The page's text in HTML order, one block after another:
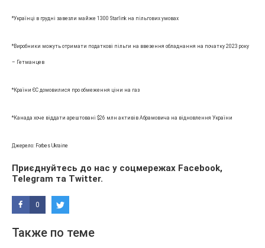
*Українці в грудні завезли майже 1300 Starlink на пільгових умовах
*Виробники можуть отримати податкові пільги на ввезення обладнання на початку 2023 року
– Гетманцев
*Країни ЄС домовилися про обмеження ціни на газ
*Канада хоче віддати арештовані $26 млн активів Абрамовича на відновлення України
Джерело: Forbes Ukraine
Приєднуйтесь до нас у соцмережах Facebook,
Telegram та Twitter.
0
Также по теме